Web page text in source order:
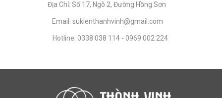
Địa Chỉ: Số 17, Ngõ 2, Đường Hồng Sơn
Email: sukienthanhvinh@gmail.com
Hotline: 0338 038 114 - 0969 002 224